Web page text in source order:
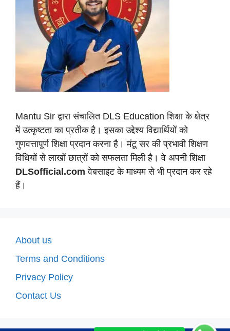
Mantu Sir द्वारा संचालित DLS Education शिक्षा के क्षेत्र
में उत्कृष्टता का प्रतीक है। इसका उद्देश्य विद्यार्थियों को
गुणवत्तापूर्ण शिक्षा प्रदान करना है। मंटू सर की प्रभावी शिक्षण
विधियों से लाखों छात्रों को सफलता मिली है। वे अपनी शिक्षा
DLSofficial.com वेबसाइट के माध्यम से भी प्रदान कर रहे
हैं।
About us
Terms and Conditions
Privacy Policy
Contact Us